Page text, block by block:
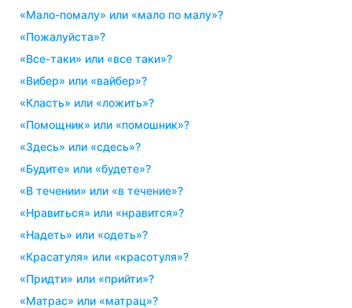
«мало-помалу» или «мало по малу»?
«пожалуйста»?
«все-таки» или «все таки»?
«вибер» или «вайбер»?
«класть» или «ложить»?
«помощник» или «помошник»?
«здесь» или «сдесь»?
«будите» или «будете»?
«в течении» или «в течение»?
«нравиться» или «нравится»?
«надеть» или «одеть»?
«красатуля» или «красотуля»?
«придти» или «прийти»?
«матрас» или «матрац»?